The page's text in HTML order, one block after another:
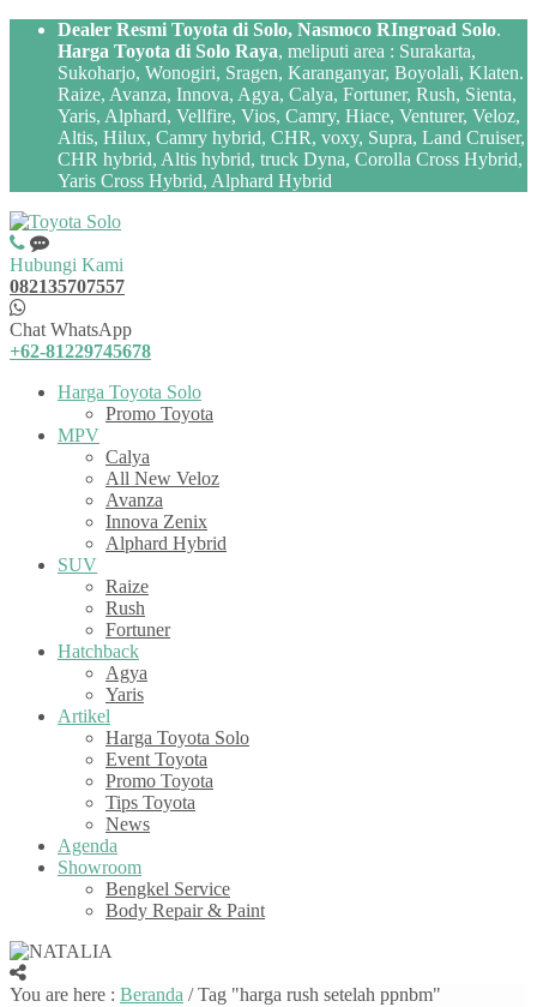
Dealer Resmi Toyota di Solo, Nasmoco RIngroad Solo.
Harga Toyota di Solo Raya, meliputi area : Surakarta,
Sukoharjo, Wonogiri, Sragen, Karanganyar, Boyolali, Klaten.
Raize, Avanza, Innova, Agya, Calya, Fortuner, Rush, Sienta,
Yaris, Alphard, Vellfire, Vios, Camry, Hiace, Venturer, Veloz,
Altis, Hilux, Camry hybrid, CHR, voxy, Supra, Land Cruiser,
CHR hybrid, Altis hybrid, truck Dyna, Corolla Cross Hybrid,
Yaris Cross Hybrid, Alphard Hybrid
Hubungi Kami
082135707557
Chat WhatsApp
+62-81229745678
Harga Toyota Solo
Promo Toyota
MPV
Calya
All New Veloz
Avanza
Innova Zenix
Alphard Hybrid
SUV
Raize
Rush
Fortuner
Hatchback
Agya
Yaris
Artikel
Harga Toyota Solo
Event Toyota
Promo Toyota
Tips Toyota
News
Agenda
Showroom
Bengkel Service
Body Repair & Paint
You are here : Beranda /Tag "harga rush setelah ppnbm"